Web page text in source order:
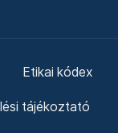
Etikai kódex
tájékoztató